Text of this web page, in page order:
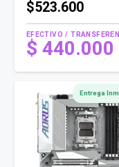
$523.600
EFECTIVO /
$440.000
Entrega